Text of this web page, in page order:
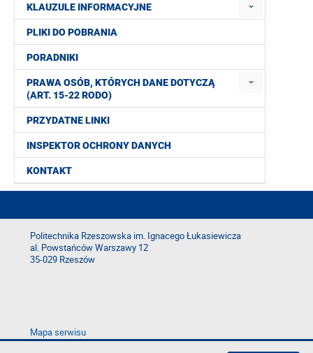
KLAUZULE INFORMACYJNE
PLIKI DO POBRANIA
PORADNIKI
PRAWA OSÓB, KTÓRYCH DANE DOTYCZĄ
(ART. 15-22 RODO)
PRZYDATNE LINKI
INSPEKTOR OCHRONY DANYCH
KONTAKT
Politechnika Rzeszowska im. Ignacego Łukasiewicza
al. Powstańców Warszawy 12
35-029 Rzeszów
Mapa serwisu
Deklaracja dostępności